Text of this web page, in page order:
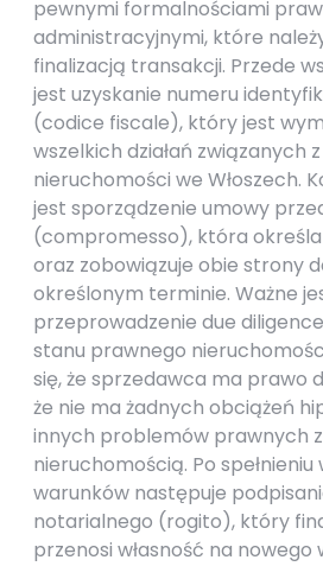
pewnymi formalnościami
administracyjnymi, które
finalizacją transakcji. Przede
jest uzyskanie numeru
(codice fiscale), który jest
wszelkich działań związanych
nieruchomości we Włoszech.
jest sporządzenie umowy
(compromesso), która
oraz zobowiązuje obie strony
określonym terminie. Ważne
przeprowadzenie due
stanu prawnego
się, że sprzedawca ma prawo
że nie ma żadnych obciążeń
innych problemów prawnych
nieruchomością. Po spełnieniu
warunków następuje
notarialnego (rogito), który
przenosi własność na nowego